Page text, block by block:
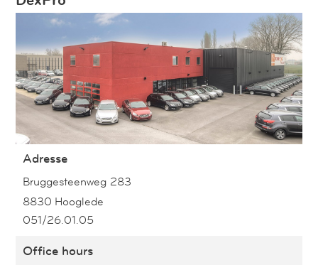
Adresse
Bruggesteenweg 283
8830 Hooglede
051/26.01.05
Office hours